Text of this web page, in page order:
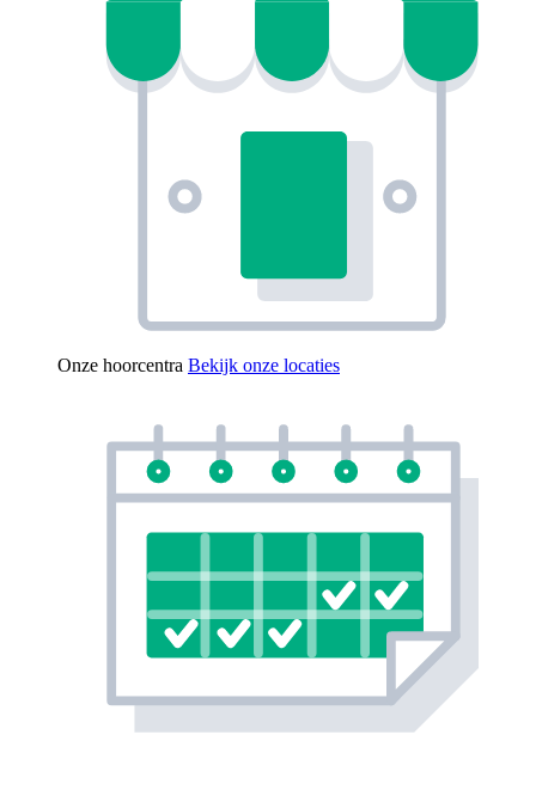
Onze hoorcentra Bekijk onze locaties